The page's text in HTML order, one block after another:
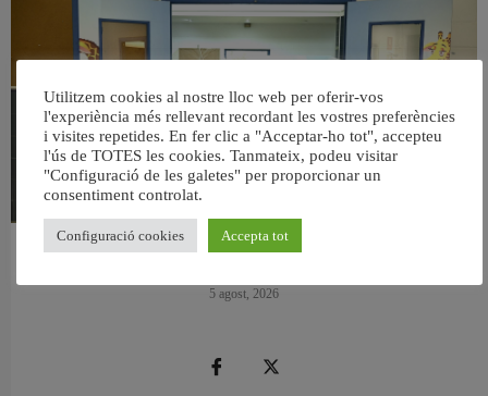
València reforma l’Escola Infantil Pardalets i instal·larà aire condicionat a totes
5 agost, 2026
Utilitzem cookies al nostre lloc web per oferir-vos
l'experiència més rellevant recordant les vostres preferències
i visites repetides. En fer clic a "Acceptar-ho tot", accepteu
l'ús de TOTES les cookies. Tanmateix, podeu visitar
"Configuració de les galetes" per proporcionar un
consentiment controlat.
Configuració cookies Accepta tot